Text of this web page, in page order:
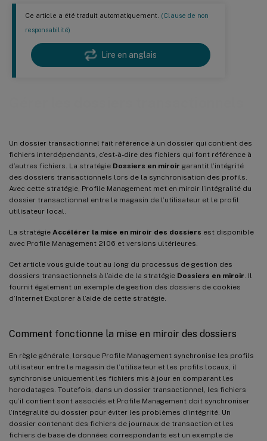
Ce article a été traduit automatiquement. (Clause de non
responsabilité)
Lire en anglais
Un dossier transactionnel fait référence à un dossier qui contient des
fichiers interdépendants, c’est-à-dire des fichiers qui font référence à
d’autres fichiers. La stratégie Dossiers en miroir garantit l’intégrité
des dossiers transactionnels lors de la synchronisation des profils.
Avec cette stratégie, Profile Management met en miroir l’intégralité du
dossier transactionnel entre le magasin de l’utilisateur et le profil
utilisateur local.
La stratégie Accélérer la mise en miroir des dossiers est disponible
avec Profile Management 2106 et versions ultérieures.
Cet article vous guide tout au long du processus de gestion des
dossiers transactionnels à l’aide de la stratégie Dossiers en miroir . Il
fournit également un exemple de gestion des dossiers de cookies
d’Internet Explorer à l’aide de cette stratégie.
Comment fonctionne la mise en miroir des dossiers
En règle générale, lorsque Profile Management synchronise les profils
utilisateur entre le magasin de l’utilisateur et les profils locaux, il
synchronise uniquement les fichiers mis à jour en comparant les
horodatages. Toutefois, dans un dossier transactionnel, les fichiers
qu’il contient sont associés et Profile Management doit synchroniser
l’intégralité du dossier pour éviter les problèmes d’intégrité. Un
dossier contenant des fichiers de journaux de transaction et les
fichiers de base de données correspondants est un exemple de